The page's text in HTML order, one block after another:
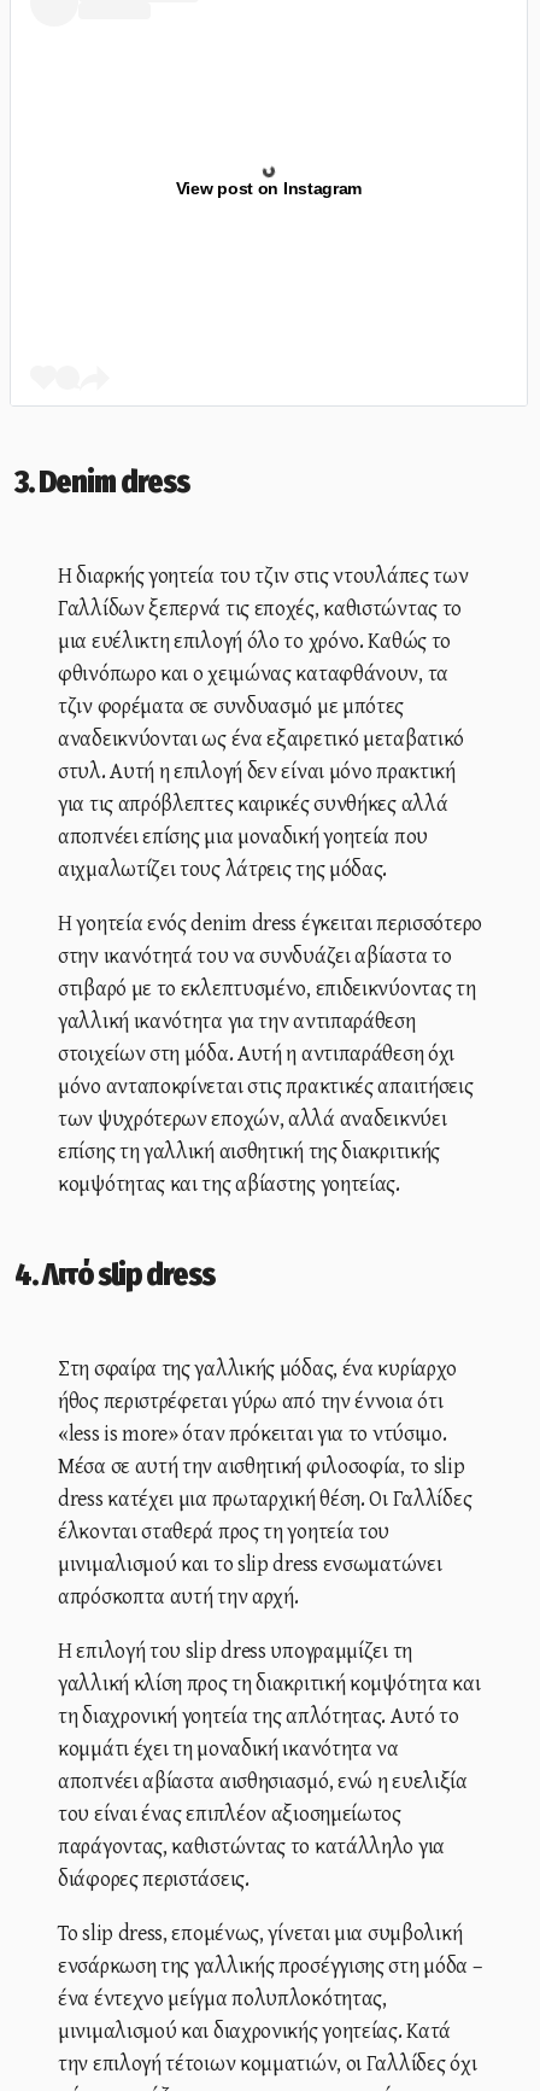
View post on Instagram
3. Denim dress
Η διαρκής γοητεία του τζιν στις ντουλάπες των
Γαλλίδων ξεπερνά τις εποχές, καθιστώντας το
μια ευέλικτη επιλογή όλο το χρόνο. Καθώς το
φθινόπωρο και ο χειμώνας καταφθάνουν, τα
τζιν φορέματα σε συνδυασμό με μπότες
αναδεικνύονται ως ένα εξαιρετικό μεταβατικό
στυλ. Αυτή η επιλογή δεν είναι μόνο πρακτική
για τις απρόβλεπτες καιρικές συνθήκες αλλά
αποπνέει επίσης μια μοναδική γοητεία που
αιχμαλωτίζει τους λάτρεις της μόδας.
Η γοητεία ενός denim dress έγκειται περισσότερο
στην ικανότητά του να συνδυάζει αβίαστα το
στιβαρό με το εκλεπτυσμένο, επιδεικνύοντας τη
γαλλική ικανότητα για την αντιπαράθεση
στοιχείων στη μόδα. Αυτή η αντιπαράθεση όχι
μόνο ανταποκρίνεται στις πρακτικές απαιτήσεις
των ψυχρότερων εποχών, αλλά αναδεικνύει
επίσης τη γαλλική αισθητική της διακριτικής
κομψότητας και της αβίαστης γοητείας.
4. Λιτό slip dress
Στη σφαίρα της γαλλικής μόδας, ένα κυρίαρχο
ήθος περιστρέφεται γύρω από την έννοια ότι
«less is more» όταν πρόκειται για το ντύσιμο.
Μέσα σε αυτή την αισθητική φιλοσοφία, το slip
dress κατέχει μια πρωταρχική θέση. Οι Γαλλίδες
έλκονται σταθερά προς τη γοητεία του
μινιμαλισμού και το slip dress ενσωματώνει
απρόσκοπτα αυτή την αρχή.
Η επιλογή του slip dress υπογραμμίζει τη
γαλλική κλίση προς τη διακριτική κομψότητα και
τη διαχρονική γοητεία της απλότητας. Αυτό το
κομμάτι έχει τη μοναδική ικανότητα να
αποπνέει αβίαστα αισθησιασμό, ενώ η ευελιξία
του είναι ένας επιπλέον αξιοσημείωτος
παράγοντας, καθιστώντας το κατάλληλο για
διάφορες περιστάσεις.
Το slip dress, επομένως, γίνεται μια συμβολική
ενσάρκωση της γαλλικής προσέγγισης στη μόδα –
ένα έντεχνο μείγμα πολυπλοκότητας,
μινιμαλισμού και διαχρονικής γοητείας. Κατά
την επιλογή τέτοιων κομματιών, οι Γαλλίδες όχι